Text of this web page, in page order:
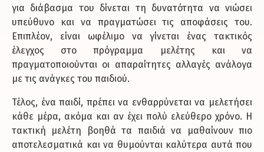
για διάβασμα του δίνεται τη δυνατότητα να νιώσει
υπεύθυνο και να πραγματώσει τις αποφάσεις του.
Επιπλέον, είναι ωφέλιμο να γίνεται ένας τακτικός
έλεγχος στο πρόγραμμα μελέτης και να
πραγματοποιούνται οι απαραίτητες αλλαγές ανάλογα
με τις ανάγκες του παιδιού.
Τέλος, ένα παιδί, πρέπει να ενθαρρύνεται να μελετήσει
κάθε μέρα, ακόμα και αν έχει πολύ ελεύθερο χρόνο. Η
τακτική μελέτη βοηθά τα παιδιά να μαθαίνουν πιο
αποτελεσματικά και να θυμούνται καλύτερα αυτά που